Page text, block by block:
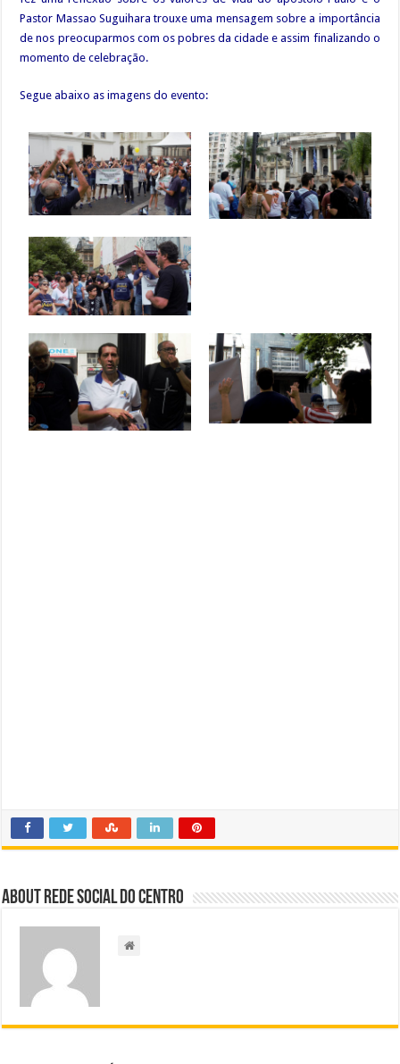
Pastor Massao Suguihara trouxe uma mensagem sobre a importância
de nos preocuparmos com os pobres da cidade e assim finalizando o
momento de celebração.
Segue abaixo as imagens do evento:
About Rede Social do Centro